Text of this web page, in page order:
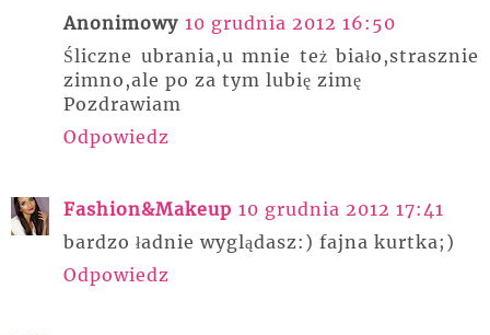
Anonimowy 10 grudnia 2012 16:50
Śliczne ubrania,u mnie też biało,strasznie
zimno,ale po za tym lubię zimę
Pozdrawiam
Odpowiedz
Fashion&Makeup 10 grudnia 2012 17:41
bardzo ładnie wyglądasz:) fajna kurtka;)
Odpowiedz